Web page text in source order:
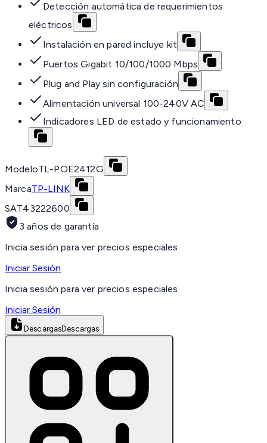
Detección automática de requerimientos
eléctricos
Instalación en pared incluye kit
Puertos Gigabit 10/100/1000 Mbps
Plug and Play sin configuración
Alimentación universal 100-240V AC
Indicadores LED de estado y funcionamiento
ModeloTL-POE2412G
MarcaTP-LINK
SAT43222600
3 años de garantía
Inicia sesión para ver precios especiales
Iniciar Sesión
Inicia sesión para ver precios especiales
Iniciar Sesión
DescargasDescargas